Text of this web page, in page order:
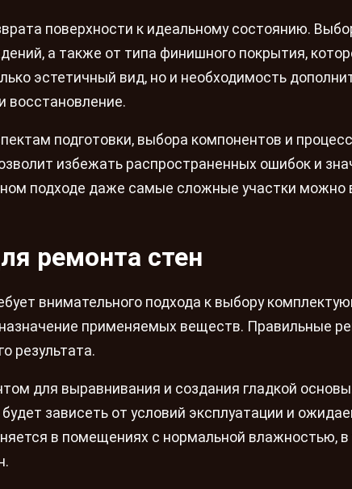
поверхности к идеальному состоянию.
а также от типа финишного покрытия,
эстетичный вид, но и необходимость
восстановление.
подготовки, выбора компонентов и
избежать распространенных ошибок и
подходе даже самые сложные участки можно
ремонта стен
внимательного подхода к выбору
назначение применяемых веществ. Правильные
результата.
для выравнивания и создания гладкой
зависеть от условий эксплуатации и
в помещениях с нормальной влажностью, в